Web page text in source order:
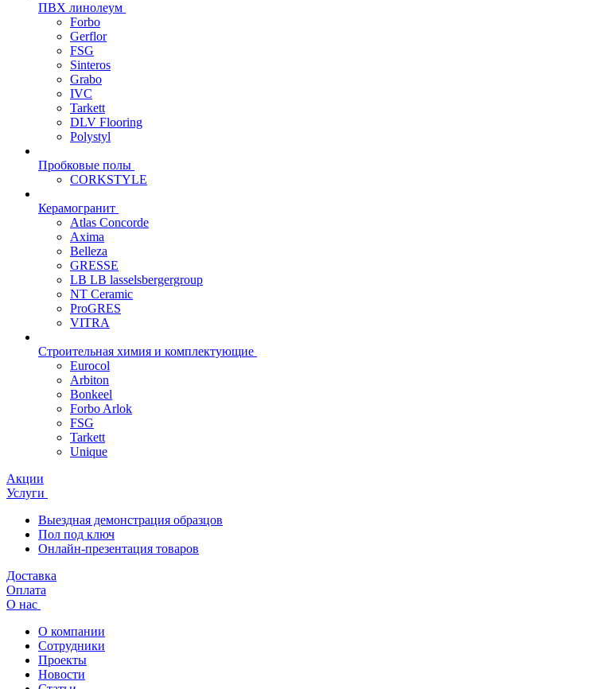
ПВХ линолеум
Forbo
Gerflor
FSG
Sinteros
Grabo
IVC
Tarkett
DLV Flooring
Polystyl
Пробковые полы
CORKSTYLE
Керамогранит
Atlas Concorde
Axima
Belleza
GRESSE
LB LB lasselsbergergroup
NT Ceramic
ProGRES
VITRA
Строительная химия и комплектующие
Eurocol
Arbiton
Bonkeel
Forbo Arlok
FSG
Tarkett
Unique
Акции
Услуги
Выездная демонстрация образцов
Пол под ключ
Онлайн-презентация товаров
Доставка
Оплата
О нас
О компании
Сотрудники
Проекты
Новости